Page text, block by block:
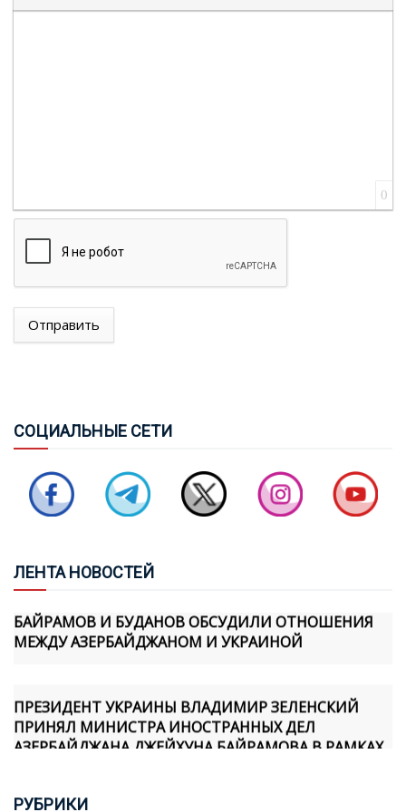
Вставка цитаты
Вставка спойлера
0
Отправить
СОЦИАЛЬНЫЕ СЕТИ
ЛЕНТА НОВОСТЕЙ
ПОДПИШУТ СОГЛАШЕНИЕ О СОВМЕСТНОЙ
БАЙРАМОВ И БУДАНОВ ОБСУДИЛИ ОТНОШЕНИЯ
МЕЖДУ АЗЕРБАЙДЖАНОМ И УКРАИНОЙ
ПРЕЗИДЕНТ УКРАИНЫ ВЛАДИМИР ЗЕЛЕНСКИЙ
ПРИНЯЛ МИНИСТРА ИНОСТРАННЫХ ДЕЛ
АЗЕРБАЙДЖАНА ДЖЕЙХУНА БАЙРАМОВА В РАМКАХ
ЕГО ОФИЦИАЛЬНОГО ВИЗИТА В УКРАИНУ
РУБРИКИ